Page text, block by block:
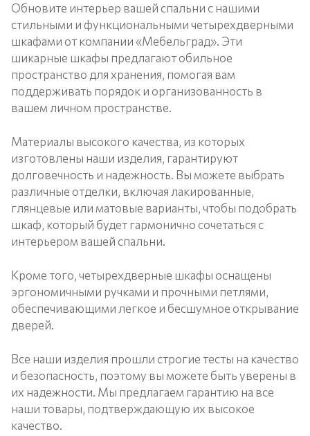
Обновите интерьер вашей спальни с нашими
стильными и функциональными четырехдверными
шкафами от компании «Мебельград». Эти
шикарные шкафы предлагают обильное
пространство для хранения, помогая вам
поддерживать порядок и организованность в
вашем личном пространстве.
Материалы высокого качества, из которых
изготовлены наши изделия, гарантируют
долговечность и надежность. Вы можете выбрать
различные отделки, включая лакированные,
глянцевые или матовые варианты, чтобы подобрать
шкаф, который будет гармонично сочетаться с
интерьером вашей спальни.
Кроме того, четырехдверные шкафы оснащены
эргономичными ручками и прочными петлями,
обеспечивающими легкое и бесшумное открывание
дверей.
Все наши изделия прошли строгие тесты на качество
и безопасность, поэтому вы можете быть уверены в
их надежности. Мы предлагаем гарантию на все
наши товары, подтверждающую их высокое
качество.